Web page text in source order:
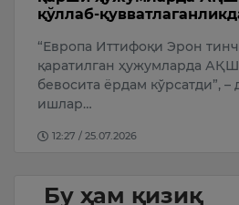
қўллаб-
“Европа Иттифоқи Эрон
қаратилган ҳужумларда
бевосита ёрдам кўрсатди”,
ишлар…
12:27 / 25.07.2026
Бу ҳам қизиқ